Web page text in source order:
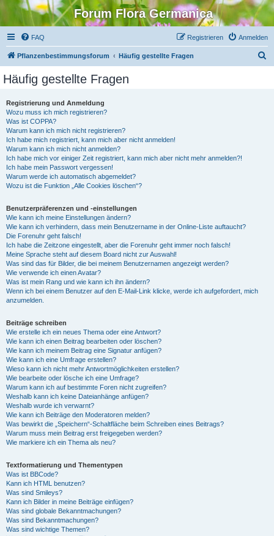
Forum Flora Germanica
FAQ Anmelden
Registrieren
Pflanzenbestimmungsforum Häufig gestellte Fragen
Häufig gestellte Fragen
Registrierung und Anmeldung
Wozu muss ich mich registrieren?
Was ist COPPA?
Warum kann ich mich nicht registrieren?
Ich habe mich registriert, kann mich aber nicht anmelden!
Warum kann ich mich nicht anmelden?
Ich habe mich vor einiger Zeit registriert, kann mich aber nicht mehr anmelden?!
Ich habe mein Passwort vergessen!
Warum werde ich automatisch abgemeldet?
Wozu ist die Funktion „Alle Cookies löschen“?
Benutzerpräferenzen und -einstellungen
Wie kann ich meine Einstellungen ändern?
Wie kann ich verhindern, dass mein Benutzername in der Online-Liste auftaucht?
Die Forenuhr geht falsch!
Ich habe die Zeitzone eingestellt, aber die Forenuhr geht immer noch falsch!
Meine Sprache steht auf diesem Board nicht zur Auswahl!
Was sind das für Bilder, die bei meinem Benutzernamen angezeigt werden?
Wie verwende ich einen Avatar?
Was ist mein Rang und wie kann ich ihn ändern?
Wenn ich bei einem Benutzer auf den E-Mail-Link klicke, werde ich aufgefordert, mich
anzumelden.
Beiträge schreiben
Wie erstelle ich ein neues Thema oder eine Antwort?
Wie kann ich einen Beitrag bearbeiten oder löschen?
Wie kann ich meinem Beitrag eine Signatur anfügen?
Wie kann ich eine Umfrage erstellen?
Wieso kann ich nicht mehr Antwortmöglichkeiten erstellen?
Wie bearbeite oder lösche ich eine Umfrage?
Warum kann ich auf bestimmte Foren nicht zugreifen?
Weshalb kann ich keine Dateianhänge anfügen?
Weshalb wurde ich verwarnt?
Wie kann ich Beiträge den Moderatoren melden?
Was bewirkt die „Speichern“-Schaltfläche beim Schreiben eines Beitrags?
Warum muss mein Beitrag erst freigegeben werden?
Wie markiere ich ein Thema als neu?
Textformatierung und Thementypen
Was ist BBCode?
Kann ich HTML benutzen?
Was sind Smileys?
Kann ich Bilder in meine Beiträge einfügen?
Was sind globale Bekanntmachungen?
Was sind Bekanntmachungen?
Was sind wichtige Themen?